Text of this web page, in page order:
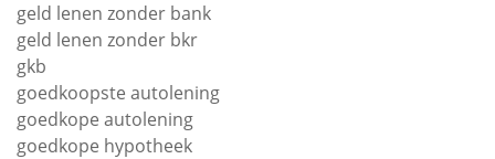
geld lenen zonder bank
geld lenen zonder bkr
gkb
goedkoopste autolening
goedkope autolening
goedkope hypotheek